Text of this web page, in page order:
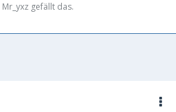
gefällt das.